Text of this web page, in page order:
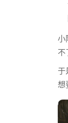
小
不
于
想